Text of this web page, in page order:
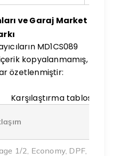
ve Garaj Market
MD1CS089
kopyalanmamış,
özetlenmiştir:
Karşılaştırma tablosu
1/2, Economy, DPF, EGR,